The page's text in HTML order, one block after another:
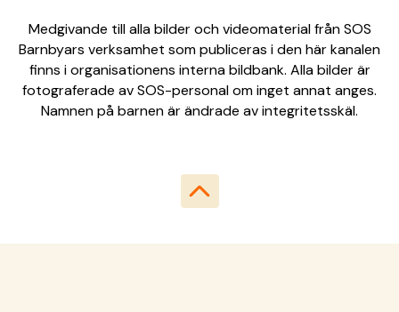
Medgivande till alla bilder och videomaterial från SOS
Barnbyars verksamhet som publiceras i den här kanalen
finns i organisationens interna bildbank. Alla bilder är
fotograferade av SOS-personal om inget annat anges.
Namnen på barnen är ändrade av integritetsskäl.